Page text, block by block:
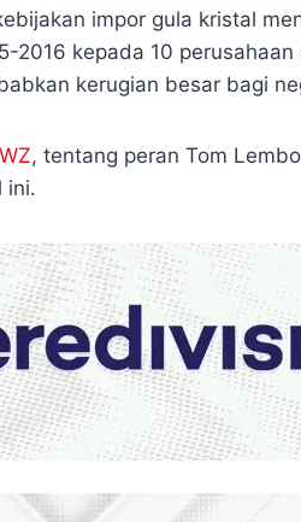
impor gula kristal
2016 kepada 10
kerugian besar bagi
, tentang peran Tom
ini.